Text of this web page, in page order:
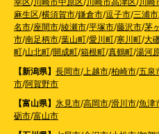
麻生区/横須賀市/鎌倉市/逗子市/三浦市
名市/座間市/綾瀬市/平塚市/藤沢市/茅
市/南足柄市/葉山町/愛川町/寒川町/大
町/山北町/開成町/箱根町/真鶴町/湯河
【新潟県】 長岡市/上越市/柏崎市/五泉
市/阿賀野市
【富山県】 氷見市/高岡市/滑川市/魚津
砺市/富山市